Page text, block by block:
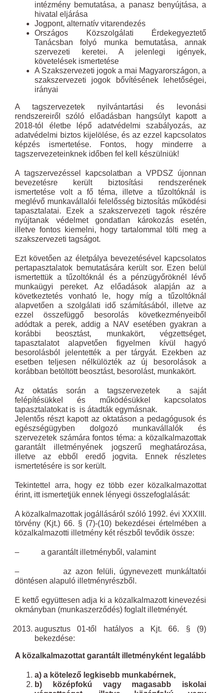
intézmény bemutatása, a panasz benyújtása, a
hivatal eljárása
Jogpont, alternatív vitarendezés
Országos Közszolgálati Érdekegyeztető
Tanácsban folyó munka bemutatása, annak
szervezeti keretei. A jelenlegi igények,
követelések ismertetése
A Szakszervezeti jogok a mai Magyarországon, a
szakszervezeti jogok bővítésének lehetőségei,
irányai
A tagszervezetek nyilvántartási és levonási
rendszereiről szóló előadásban hangsúlyt kapott a
2018-tól életbe lépő adatvédelmi szabályozás, az
adatvédelmi biztos kijelölése, és az ezzel kapcsolatos
képzés ismertetése. Fontos, hogy minderre a
tagszervezeteinknek időben fel kell készülniük!
A tagszervezéssel kapcsolatban a VPDSZ újonnan
bevezetésre került biztosítási rendszerének
ismertetése volt a fő téma, illetve a tűzoltóknál is
meglévő munkavállalói felelősség biztosítás működési
tapasztalatai. Ezek a szakszervezeti tagok részére
nyújtanak védelmet gondatlan károkozás esetén,
illetve fontos kiemelni, hogy tartalommal tölti meg a
szakszervezeti tagságot.
Ezt követően az életpálya bevezetésével kapcsolatos
pertapasztalatok bemutatására került sor. Ezen belül
ismertettük a tűzoltóknál és a pénzügyőröknél lévő
munkaügyi pereket. Az előadások alapján az a
következtetés vonható le, hogy míg a tűzoltóknál
alapvetően a szolgálati idő számításából, illetve az
ezzel összefüggő besorolás következményeiből
adódtak a perek, addig a NAV esetében gyakran a
korábbi beosztást, munkakört, végzettséget,
tapasztalatot alapvetően figyelmen kívül hagyó
besorolásból jelentették a per tárgyát. Ezekben az
esetben teljesen nélkülözték az új besorolások a
korábban betöltött beosztást, besorolást, munkakört.
Az oktatás során a tagszervezetek a saját
felépítésükkel és működésükkel kapcsolatos
tapasztalatokat is is átadták egymásnak.
Jelentős részt kapott az oktatáson a pedagógusok és
egészségügyben dolgozó munkavállalók és
szervezetek számára fontos téma: a közalkalmazottak
garantált illetményének jogszerű meghatározása,
illetve az ebből eredő jogvita. Ennek részletes
ismertetésére is sor került.
Tekintettel arra, hogy ez több ezer közalkalmazottat
érint, itt ismertetjük ennek lényegi összefoglalását:
A közalkalmazottak jogállásáról szóló 1992. évi XXXIII.
törvény (Kjt.) 66. § (7)-(10) bekezdései értelmében a
közalkalmazotti illetmény két részből tevődik össze:
– a garantált illetményből, valamint
– az azon felüli, úgynevezett munkáltatói
döntésen alapuló illetményrészből.
E kettő együttesen adja ki a közalkalmazott kinevezési
okmányban (munkaszerződés) foglalt illetményét.
augusztus 01-től hatályos a Kjt. 66. § (9)
bekezdése:
A közalkalmazottat garantált illetményként legalább
a) a kötelező legkisebb munkabérnek,
b) középfokú vagy magasabb iskolai